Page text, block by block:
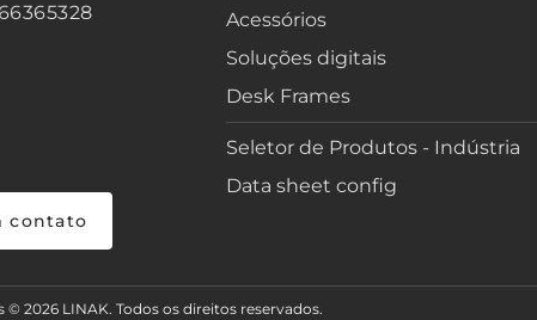
contato
Acessórios
Soluções digitais
Desk Frames
Seletor de Produtos - Indústria
Data sheet config
© 2026 LINAK. Todos os direitos reservados.